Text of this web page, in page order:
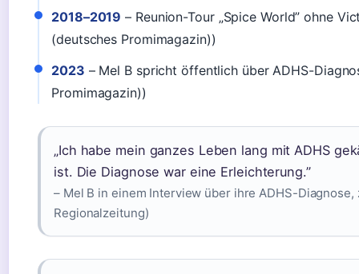
2018–2019 – Reunion-Tour „Spice World” ohne
(deutsches Promimagazin))
2023 – Mel B spricht öffentlich über ADHS-
Promimagazin))
„Ich habe mein ganzes Leben lang mit ADHS
ist. Die Diagnose war eine Erleichterung.”
– Mel B in einem Interview über ihre ADHS-
Regionalzeitung)